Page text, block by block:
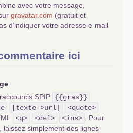
avec votre message,
gravatar.com (gratuit et
d’indiquer votre adresse e-mail
ici
SPIP
{{gras}}
[texte->url]
<quote>
<q> <del> <ins>
. Pour
simplement des lignes